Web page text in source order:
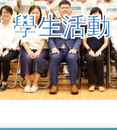
學生活動